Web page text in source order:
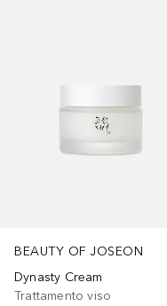
BEAUTY OF JOSEON
Dynasty Cream
Trattamento viso